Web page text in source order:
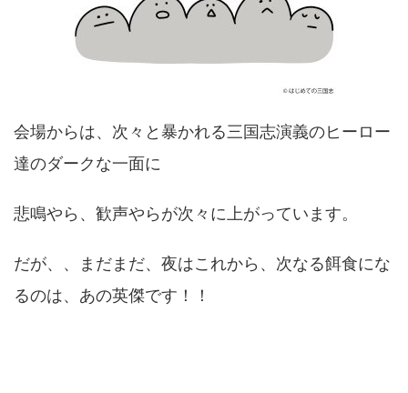
会場からは、次々と暴かれる三国志演義のヒーロー
達のダークな一面に
悲鳴やら、歓声やらが次々に上がっています。
だが、、まだまだ、夜はこれから、次なる餌食にな
るのは、あの英傑です！！